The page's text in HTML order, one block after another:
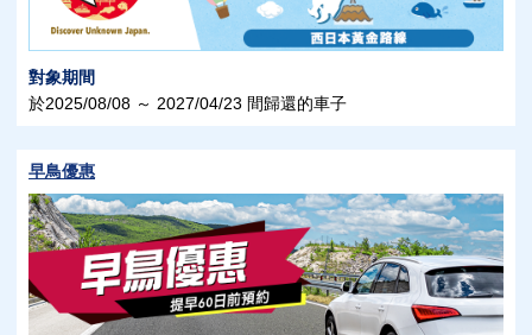
對象期間
於2025/08/08 ～ 2027/04/23 間歸還的車子
早鳥優惠